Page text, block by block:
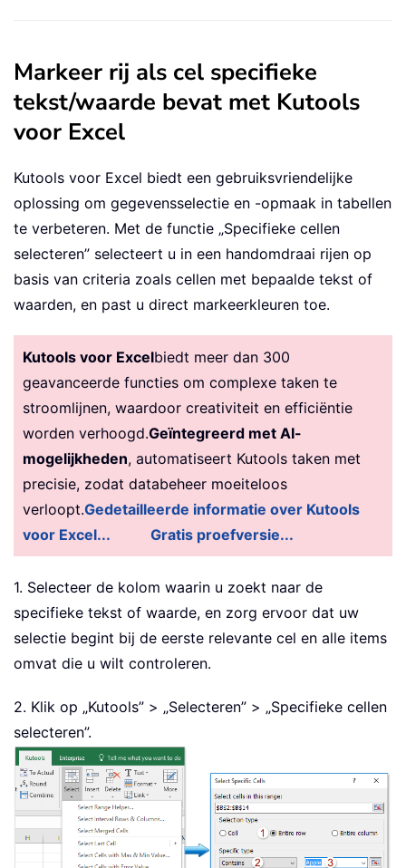
Markeer rij als cel specifieke
tekst/waarde bevat met Kutools
voor Excel
Kutools voor Excel biedt een gebruiksvriendelijke
oplossing om gegevensselectie en -opmaak in tabellen
te verbeteren. Met de functie „Specifieke cellen
selecteren” selecteert u in een handomdraai rijen op
basis van criteria zoals cellen met bepaalde tekst of
waarden, en past u direct markeerkleuren toe.
Kutools voor Excelbiedt meer dan 300
geavanceerde functies om complexe taken te
stroomlijnen, waardoor creativiteit en efficiëntie
worden verhoogd.Geïntegreerd met AI-
mogelijkheden, automatiseert Kutools taken met
precisie, zodat databeheer moeiteloos
verloopt.Gedetailleerde informatie over Kutools
voor Excel...
Gratis proefversie...
1. Selecteer de kolom waarin u zoekt naar de
specifieke tekst of waarde, en zorg ervoor dat uw
selectie begint bij de eerste relevante cel en alle items
omvat die u wilt controleren.
2. Klik op „Kutools” > „Selecteren” > „Specifieke cellen
selecteren”.